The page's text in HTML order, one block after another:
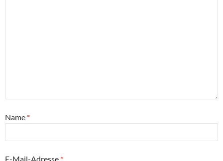
Name *
E-Mail-Adresse *